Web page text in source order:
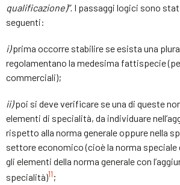
qualificazione)”. I passaggi logici sono
seguenti:
i)prima occorre stabilire se esista una
regolamentano la medesima fattispecie
commerciali);
ii)poi si deve verificare se una di queste
elementi di specialità, da individuare
rispetto alla norma generale oppure nella
settore economico (cioè la norma speciale
gli elementi della norma generale con
specialità)11;